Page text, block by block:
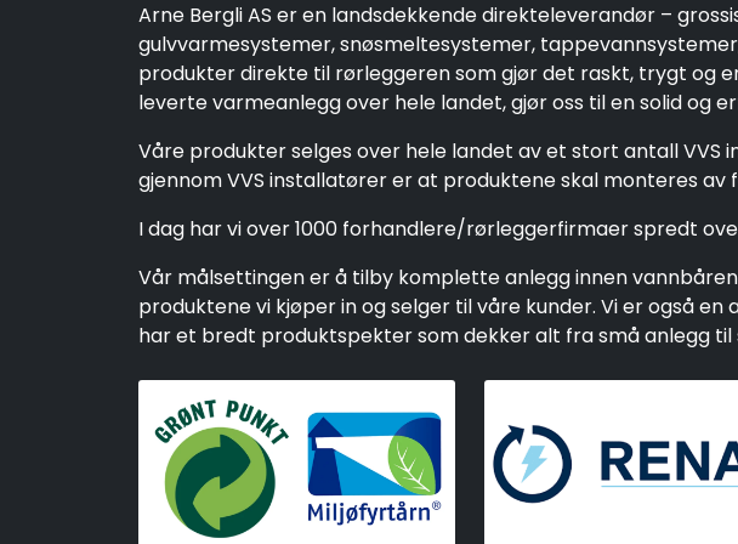
Arne Bergli AS er en landsdekkende direkteleverandør –
gulvvarmesystemer, snøsmeltesystemer,
produkter direkte til rørleggeren som gjør det raskt, trygt og
leverte varmeanlegg over hele landet, gjør oss til en solid og
Våre produkter selges over hele landet av et stort antall
gjennom VVS installatører er at produktene skal monteres
I dag har vi over 1000 forhandlere/rørleggerfirmaer spredt
Vår målsettingen er å tilby komplette anlegg innen
produktene vi kjøper in og selger til våre kunder. Vi er også
har et bredt produktspekter som dekker alt fra små anlegg til